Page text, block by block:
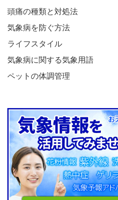
頭痛の種類と対処法
気象病を防ぐ方法
ライフスタイル
気象病に関する気象用語
ペットの体調管理